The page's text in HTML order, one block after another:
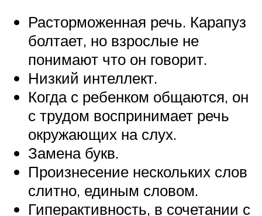
Расторможенная речь. Карапуз
болтает, но взрослые не
понимают что он говорит.
Низкий интеллект.
Когда с ребенком общаются, он
с трудом воспринимает речь
окружающих на слух.
Замена букв.
Произнесение нескольких слов
слитно, единым словом.
Гиперактивность, в сочетании с